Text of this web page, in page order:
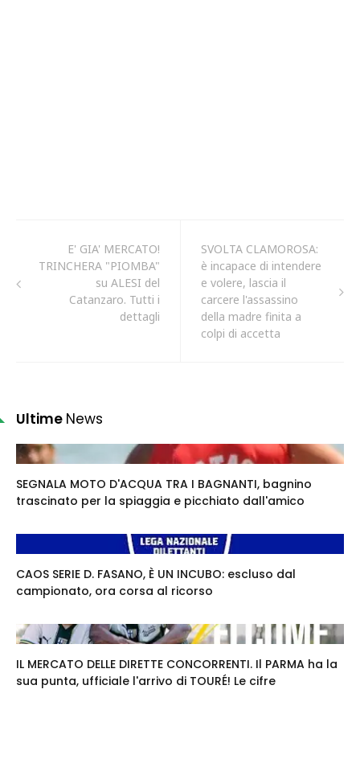
E' GIA' MERCATO!
TRINCHERA "PIOMBA"
su ALESI del
Catanzaro. Tutti i
dettagli
SVOLTA CLAMOROSA:
è incapace di intendere
e volere, lascia il
carcere l'assassino
della madre finita a
colpi di accetta
Ultime News
SEGNALA MOTO D'ACQUA TRA I BAGNANTI, bagnino
trascinato per la spiaggia e picchiato dall'amico
CAOS SERIE D. FASANO, È UN INCUBO: escluso dal
campionato, ora corsa al ricorso
IL MERCATO DELLE DIRETTE CONCORRENTI. Il PARMA ha la
sua punta, ufficiale l'arrivo di TOURÉ! Le cifre